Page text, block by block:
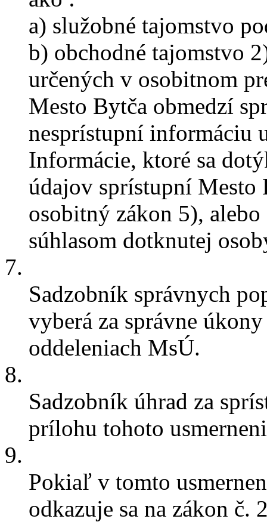
a) služobné tajomstvo
b) obchodné tajomstvo
určených v osobitnom
Mesto Bytča obmedzí
nesprístupní informáciu
Informácie, ktoré sa
údajov sprístupní Mesto
osobitný zákon 5),
súhlasom dotknutej
7.
Sadzobník správnych
vyberá za správne
oddeleniach MsÚ.
8.
Sadzobník úhrad za
prílohu tohoto
9.
Pokiaľ v tomto
odkazuje sa na zákon č.